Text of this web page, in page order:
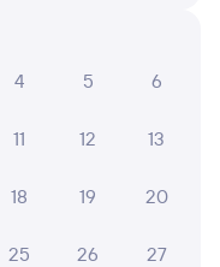
4 5 6
11 12 13
18 19 20
25 26 27